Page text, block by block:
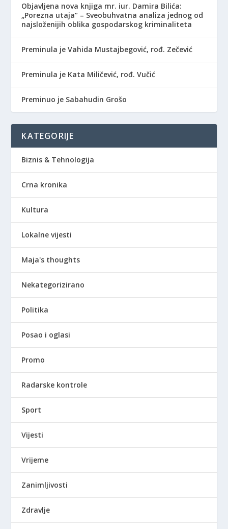
Objavljena nova knjiga mr. iur. Damira Bilića:
„Porezna utaja“ – Sveobuhvatna analiza jednog od
najsloženijih oblika gospodarskog kriminaliteta
Preminula je Vahida Mustajbegović, rođ. Zečević
Preminula je Kata Miličević, rođ. Vučić
Preminuo je Sabahudin Grošo
KATEGORIJE
Biznis & Tehnologija
Crna kronika
Kultura
Lokalne vijesti
Maja's thoughts
Nekategorizirano
Politika
Posao i oglasi
Promo
Radarske kontrole
Sport
Vijesti
Vrijeme
Zanimljivosti
Zdravlje